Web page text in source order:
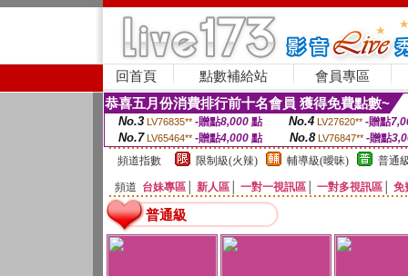
回首頁 點數補給站 會員專區
恭喜五月份消費排行前十名會員 獲得免費點數~
No.3 LV76835** -贈點8,000點 No.4 LV27620** -贈點
No.7 LV65464** -贈點4,000 點 No.8 LV76847** -贈點
頻道指數
限制級(火辣) 輔導級(曖昧) 普通
頻道 台妹專區 新人區 一對一視訊區 一對多視訊區 免
普通級